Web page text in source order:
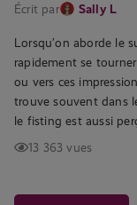
Écrit par Sally L
Lorsqu’on aborde le
rapidement se
ou vers ces
trouve souvent dans
le fisting est aussi
13 363 vues